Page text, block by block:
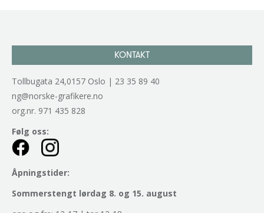
KONTAKT
Tollbugata 24,0157 Oslo | 23 35 89 40
ng@norske-grafikere.no
org.nr. 971 435 828
Følg oss:
Åpningstider:
Sommerstengt lørdag 8. og 15. august